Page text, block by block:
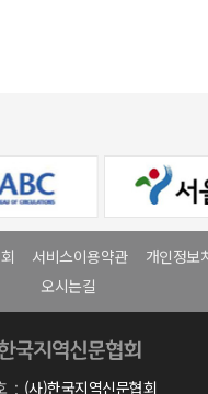
서비스이용약관
개인정보
오시는길
(사)한국지역신문협회